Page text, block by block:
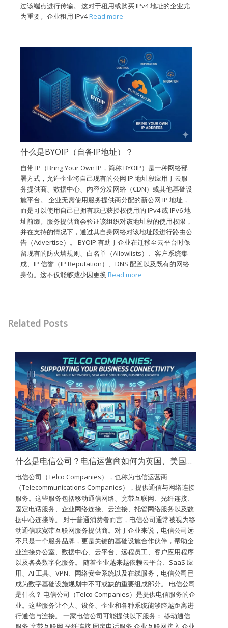
过该端点进行传输。 这对于租用或购买 IPv4 地址的企业尤
为重要。企业租用 IPv4Read more
什么是BYOIP（自备IP地址）？
自带 IP（Bring Your Own IP，简称 BYOIP）是一种网络部
署方式，允许企业将自己现有的公网 IP 地址段应用于云服
务提供商、数据中心、内容分发网络（CDN）或其他基础设
施平台。 企业无需使用服务提供商分配的新公网 IP 地址，
而是可以使用自己已拥有或已获授权使用的 IPv4 或 IPv6 地
址前缀。服务提供商会验证该组织对该地址段的使用权限，
并在支持的情况下，通过其自身网络对该地址段进行路由公
告（Advertise）。 BYOIP 有助于企业在迁移至云平台时保
留现有的防火墙规则、白名单（Allowlists）、客户系统集
成、IP 信誉（IP Reputation）、DNS 配置以及既有的网络
身份。这不仅能够减少因更换 Read more
Related Posts
什么是电信公司？电信运营商如何为英国、美国和加拿大提供网络连接支持？
电信公司（Telco Companies），也称为电信运营商
（Telecommunications Companies），提供通信与网络连接
服务。这些服务包括移动通信网络、宽带互联网、光纤连接、
固定电话服务、企业网络连接、云连接、托管网络服务以及数
据中心连接等。 对于普通消费者而言，电信公司通常被视为移
动通信或宽带互联网服务提供商。对于企业来说，电信公司远
不只是一个服务品牌，更是关键的基础设施合作伙伴，帮助企
业连接办公室、数据中心、云平台、远程员工、客户应用程序
以及各类数字化服务。 随着企业越来越依赖云平台、SaaS 应
用、AI 工具、VPN、网络安全系统以及在线服务，电信公司已
成为数字基础设施规划中不可或缺的重要组成部分。 电信公司
是什么？ 电信公司（Telco Companies）是提供电信服务的企
业。这些服务让个人、设备、企业和各种系统能够跨越距离进
行通信与连接。 一家电信公司可能提供以下服务： 移动通信